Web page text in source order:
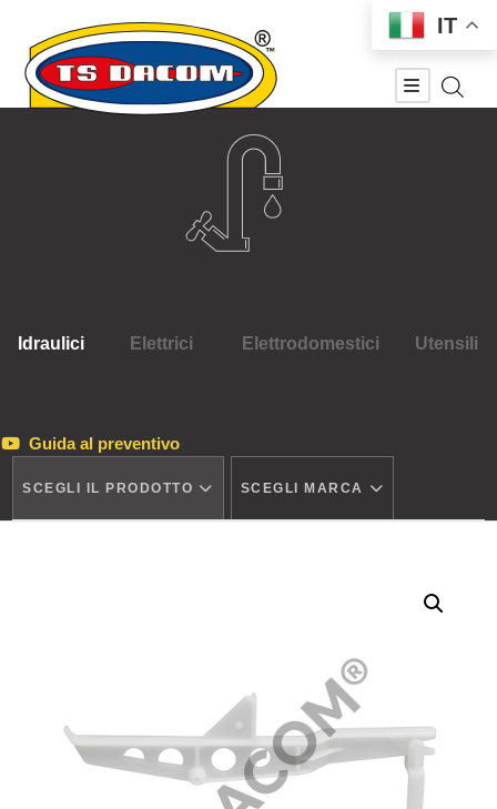
Idraulici Elettrici Elettrodomestici Utensili
Guida al preventivo
SCEGLI IL PRODOTTO SCEGLI MARCA
IT